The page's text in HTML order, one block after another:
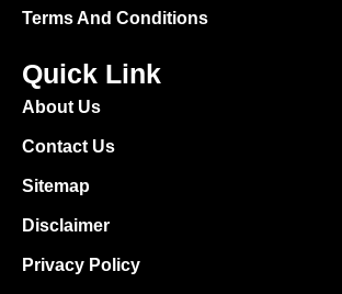
Terms And Conditions
Quick Link
About Us
Contact Us
Sitemap
Disclaimer
Privacy Policy